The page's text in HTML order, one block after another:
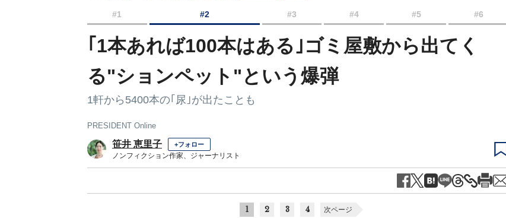
#1 #2 #3 #4 #5 #6
｢1本あれば100本はある｣ゴミ屋敷から出てく
る"ションペット"という爆弾
1軒から5400本の｢尿｣が出たことも
PRESIDENT Online
笹井 恵里子 +フォロー
ノンフィクション作家、ジャーナリスト
1 2 3 4 次ページ